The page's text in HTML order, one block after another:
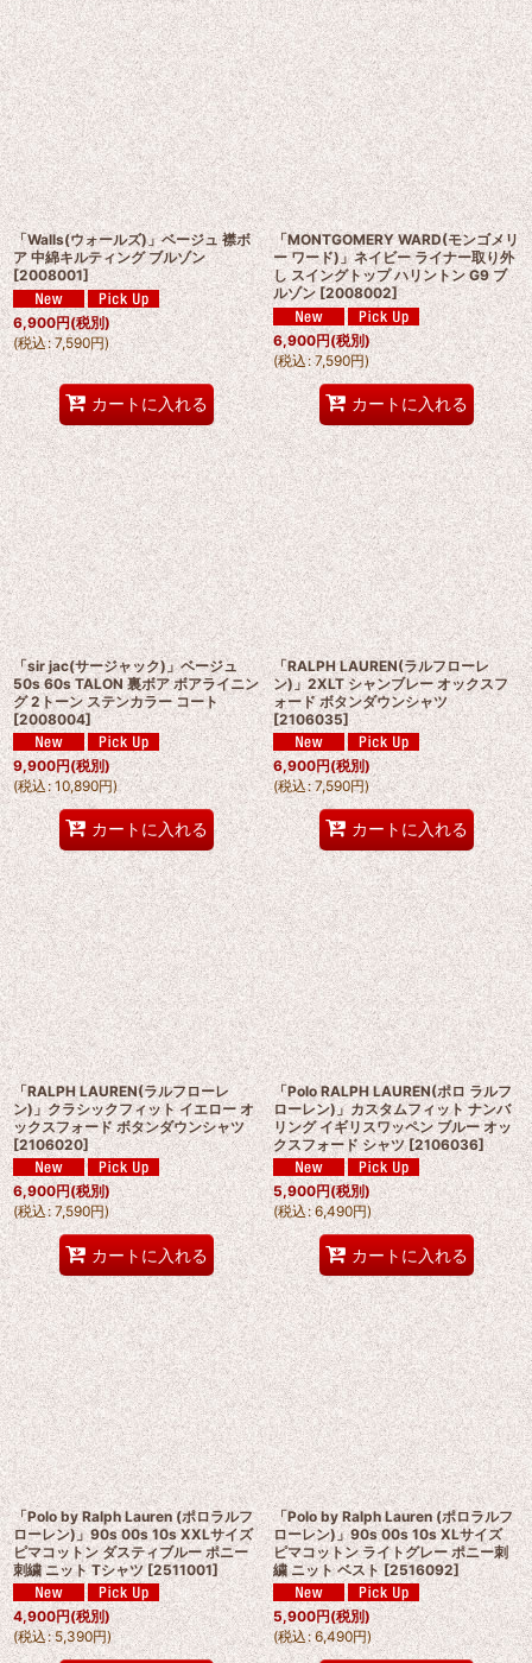
「Walls(ウォールズ)」ベージュ 襟ボ
ア 中綿キルティング ブルゾン
[2008001]
6,900円(税別)
(税込: 7,590円)
カートに入れる
「MONTGOMERY WARD(モンゴメリ
ー ワード)」ネイビー ライナー取り外
し スイングトップ ハリントン G9 ブ
ルゾン [2008002]
6,900円(税別)
(税込: 7,590円)
カートに入れる
「sir jac(サージャック)」ベージュ
50s 60s TALON 裏ボア ボアライニン
グ 2トーン ステンカラー コート
[2008004]
9,900円(税別)
(税込: 10,890円)
カートに入れる
「RALPH LAUREN(ラルフローレ
ン)」2XLT シャンブレー オックスフ
ォード ボタンダウンシャツ
[2106035]
6,900円(税別)
(税込: 7,590円)
カートに入れる
「RALPH LAUREN(ラルフローレ
ン)」クラシックフィット イエロー オ
ックスフォード ボタンダウンシャツ
[2106020]
6,900円(税別)
(税込: 7,590円)
カートに入れる
「Polo RALPH LAUREN(ポロ ラルフ
ローレン)」カスタムフィット ナンバ
リング イギリスワッペン ブルー オッ
クスフォード シャツ [2106036]
5,900円(税別)
(税込: 6,490円)
カートに入れる
「Polo by Ralph Lauren (ポロラルフ
ローレン)」90s 00s 10s XXLサイズ
ピマコットン ダスティブルー ポニー
刺繍 ニット Tシャツ [2511001]
4,900円(税別)
(税込: 5,390円)
「Polo by Ralph Lauren (ポロラルフ
ローレン)」90s 00s 10s XLサイズ
ピマコットン ライトグレー ポニー刺
繍 ニット ベスト [2516092]
5,900円(税別)
(税込: 6,490円)